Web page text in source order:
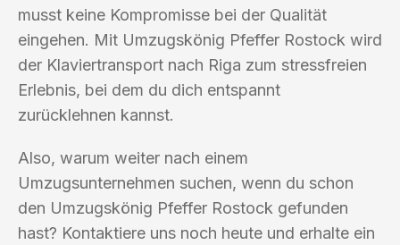
musst keine Kompromisse bei der Qualität
eingehen. Mit Umzugskönig Pfeffer Rostock wird
der Klaviertransport nach Riga zum stressfreien
Erlebnis, bei dem du dich entspannt
zurücklehnen kannst.
Also, warum weiter nach einem
Umzugsunternehmen suchen, wenn du schon
den Umzugskönig Pfeffer Rostock gefunden
hast? Kontaktiere uns noch heute und erhalte ein